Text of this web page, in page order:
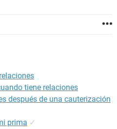
tiene relaciones
después de una cauterización
prima ✓